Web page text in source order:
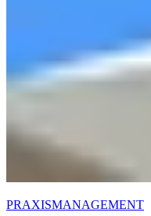
PRAXISMANAGEMENT